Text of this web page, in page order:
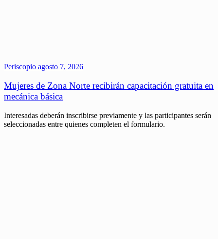
Periscopio agosto 7, 2026
Mujeres de Zona Norte recibirán capacitación gratuita en
mecánica básica
Interesadas deberán inscribirse previamente y las participantes serán
seleccionadas entre quienes completen el formulario.